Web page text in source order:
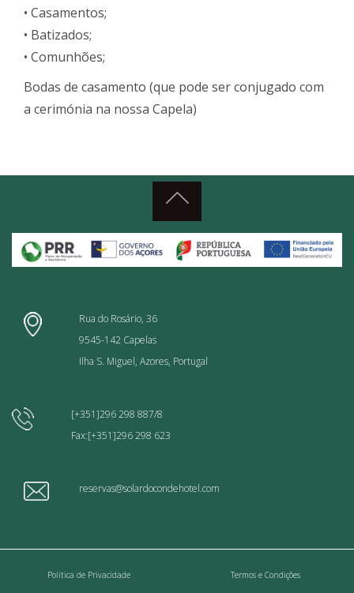
• Casamentos;
• Batizados;
• Comunhões;
Bodas de casamento (que pode ser conjugado com
a cerimónia na nossa Capela)
Rua do Rosário, 36
9545-142 Capelas
Ilha S. Miguel, Azores, Portugal
[+351]296 298 887/8
Fax:[+351]296 298 623
reservas@solardocondehotel.com
Política de Privacidade Termos e Condições